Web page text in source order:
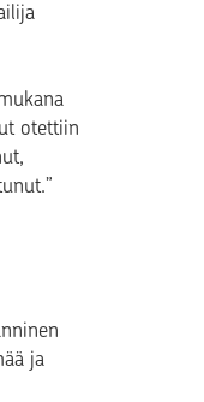
otettiin
ja